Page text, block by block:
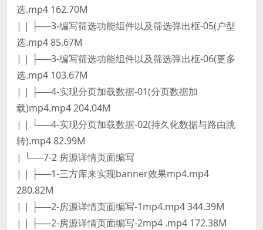
选.mp4 162.70M
| | ├──3-编写筛选功能组件以及筛选弹出框-05(户型
选.mp4 85.67M
| | ├──3-编写筛选功能组件以及筛选弹出框-06(更多
选.mp4 103.67M
| | ├──4-实现分页加载数据-01(分页数据加
载)mp4.mp4 204.04M
| | └──4-实现分页加载数据-02(持久化数据与路由跳
转).mp4 82.99M
| └──7-2 房源详情页面编写
| | ├──1-三方库来实现banner效果mp4.mp4
280.82M
| | ├──2-房源详情页面编写-1mp4.mp4 344.39M
| | ├──2-房源详情页面编写-2mp4 .mp4 172.38M